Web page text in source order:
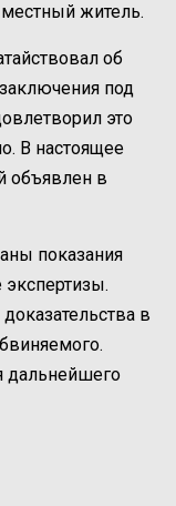
житель.
об
под
это
В настоящее
объявлен в
показания
в
дальнейшего